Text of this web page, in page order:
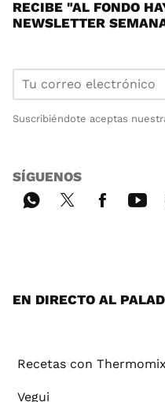
RECIBE "AL FONDO
NEWSLETTER
Suscribiéndote aceptas
SÍGUENOS
EN DIRECTO AL
Recetas con Thermomix
Vegui